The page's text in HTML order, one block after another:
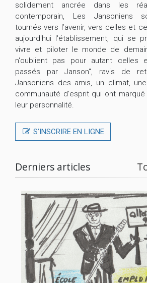
solidement ancrée dans les
contemporain, Les Jansoniens
tournés vers l’avenir, vers celles et
aujourd'hui l'établissement, qui se
vivre et piloter le monde de
n'oublient pas pour autant celles
passés par Janson", ravis de
Jansoniens des amis, un climat,
communauté d'esprit qui ont
leur personnalité.
S’INSCRIRE EN LIGNE
Derniers articles